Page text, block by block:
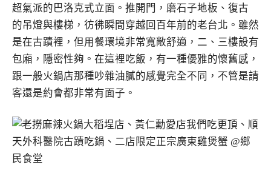
超氣派的巴洛克式立面。推開門，磨石子地板、復古
的吊燈與樓梯，彷彿瞬間穿越回百年前的老台北。雖然
是在古蹟裡，但用餐環境非常寬敞舒適，二、三樓設有
包廂，隱密性夠。在這裡吃飯，有一種優雅的懷舊感，
跟一般火鍋店那種吵雜油膩的感覺完全不同，不管是請
客還是約會都非常有面子。